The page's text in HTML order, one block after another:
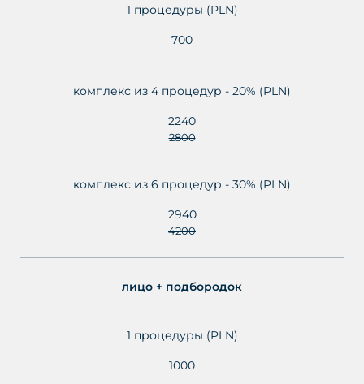
1 процедуры (PLN)
700
комплекс из 4 процедур - 20% (PLN)
2240
2800
комплекс из 6 процедур - 30% (PLN)
2940
4200
лицо + подбородок
1 процедуры (PLN)
1000